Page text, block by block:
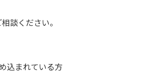
談ください。
込まれている方